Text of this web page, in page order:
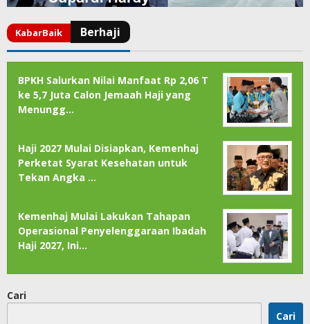
BPKH Salurkan Nilai Manfaat Rp 2,06 T
ke 5,7 Juta Calon Jemaah Haji yang
Menungg…
Haji 2027 Mulai Disiapkan, Kemenhaj
Perketat Syarat Kesehatan untuk
Tekan Angka …
Kemenhaj Mulai Lakukan Tahapan
Operasional Penyelenggaraan Ibadah
Haji 2027, Ini…
Cari
Cari